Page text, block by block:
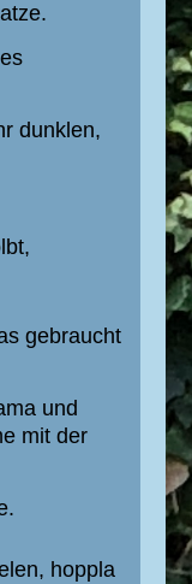
dunklen,
gebraucht
und
mit der
hoppla